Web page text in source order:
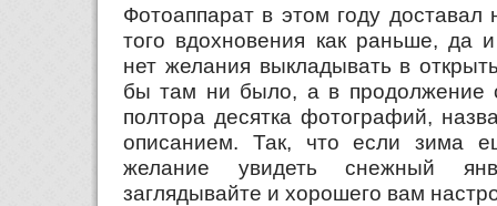
Фотоаппарат в этом году
того вдохновения как раньше, да
нет желания выкладывать в
бы там ни было, а в продолжение
полтора десятка фотографий,
описанием. Так, что если зима
желание увидеть снежный
заглядывайте и хорошего вам